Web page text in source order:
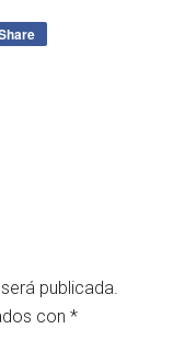
publicada.
con*